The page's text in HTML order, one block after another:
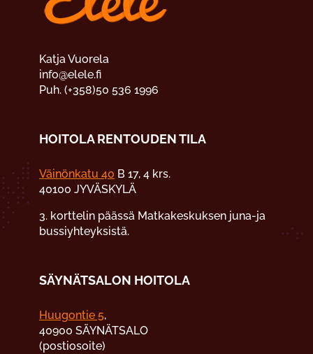
Katja Vuorela
info@elele.fi
Puh. (+358)50 536 1996
HOITOLA RENTOUDEN TILA
Väinönkatu 40 B 17, 4 krs.
40100 JYVÄSKYLÄ
3. korttelin päässä Matkakeskuksen juna-ja
bussiyhteyksistä.
SÄYNÄTSALON HOITOLA
Huugontie 5,
40900 SÄYNÄTSALO
(postiosoite)